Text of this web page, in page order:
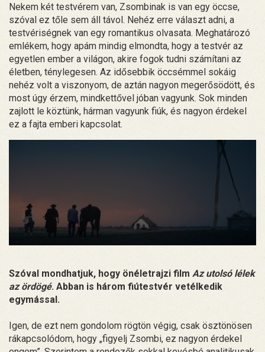
Nekem két testvérem van, Zsombinak is van egy öccse,
szóval ez tőle sem áll távol. Nehéz erre választ adni, a
testvériségnek van egy romantikus olvasata. Meghatározó
emlékem, hogy apám mindig elmondta, hogy a testvér az
egyetlen ember a világon, akire fogok tudni számítani az
életben, ténylegesen. Az idősebbik öccsémmel sokáig
nehéz volt a viszonyom, de aztán nagyon megerősödött, és
most úgy érzem, mindkettővel jóban vagyunk. Sok minden
zajlott le köztünk, hárman vagyunk fiúk, és nagyon érdekel
ez a fajta emberi kapcsolat.
Szóval mondhatjuk, hogy önéletrajzi film Az utolsó lélek
az ördögé. Abban is három fiútestvér vetélkedik
egymással.
Igen, de ezt nem gondolom rögtön végig, csak ösztönösen
rákapcsolódom, hogy „figyelj Zsombi, ez nagyon érdekel